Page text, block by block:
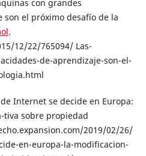
con grandes
son el próximo desafío de la
.
12/22/765094/ Las-
de-aprendizaje-son-el-
Internet se decide en Europa:
tiva sobre propiedad
2019/02/26/
en-europa-la-modificacion-